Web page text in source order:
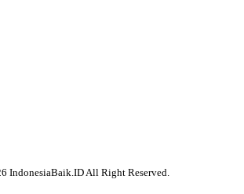
IndonesiaBaik.ID All Right Reserved.